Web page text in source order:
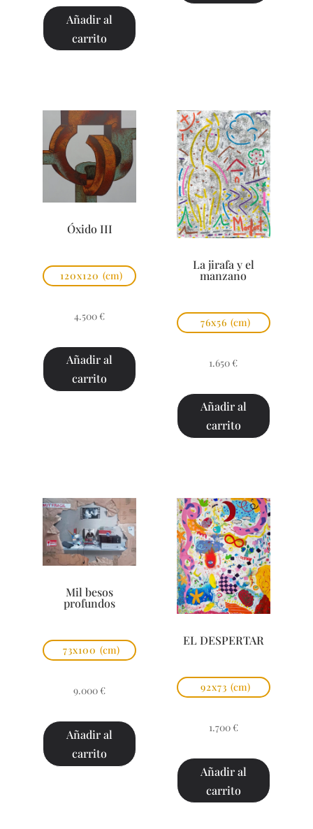
Añadir al
carrito
Óxido III
120x120 (cm)
4.500 €
Añadir al
carrito
La jirafa y el
manzano
76x56 (cm)
1.650 €
Añadir al
carrito
Mil besos
profundos
73x100 (cm)
9.000 €
Añadir al
carrito
EL DESPERTAR
92x73 (cm)
1.700 €
Añadir al
carrito